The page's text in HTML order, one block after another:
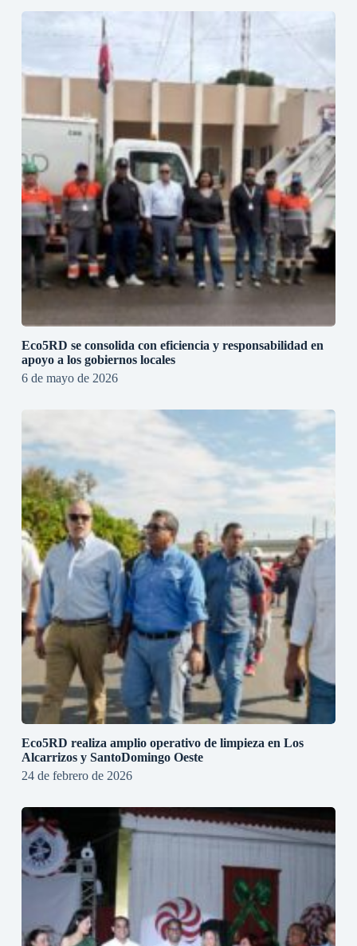
Eco5RD se consolida con eficiencia y responsabilidad en
apoyo a los gobiernos locales
6 de mayo de 2026
Eco5RD realiza amplio operativo de limpieza en Los
Alcarrizos y SantoDomingo Oeste
24 de febrero de 2026